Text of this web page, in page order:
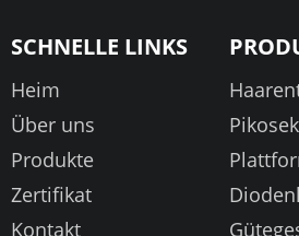
SCHNELLE LINKS
Heim
Über uns
Produkte
Zertifikat
Kontakt